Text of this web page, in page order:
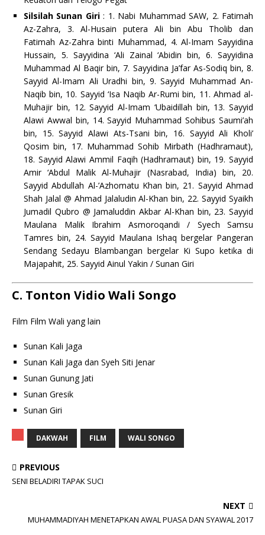
Silsilah Sunan Giri: 1. Nabi Muhammad SAW, 2. Fatimah
Az-Zahra, 3. Al-Husain putera Ali bin Abu Tholib dan
Fatimah Az-Zahra binti Muhammad, 4. Al-Imam Sayyidina
Hussain, 5. Sayyidina ‘Ali Zainal ‘Abidin bin, 6. Sayyidina
Muhammad Al Baqir bin, 7. Sayyidina Ja’far As-Sodiq bin, 8.
Sayyid Al-Imam Ali Uradhi bin, 9. Sayyid Muhammad An-
Naqib bin, 10. Sayyid ‘Isa Naqib Ar-Rumi bin, 11. Ahmad al-
Muhajir bin, 12. Sayyid Al-Imam ‘Ubaidillah bin, 13. Sayyid
Alawi Awwal bin, 14. Sayyid Muhammad Sohibus Saumi’ah
bin, 15. Sayyid Alawi Ats-Tsani bin, 16. Sayyid Ali Kholi’
Qosim bin, 17. Muhammad Sohib Mirbath (Hadhramaut),
18. Sayyid Alawi Ammil Faqih (Hadhramaut) bin, 19. Sayyid
Amir ‘Abdul Malik Al-Muhajir (Nasrabad, India) bin, 20.
Sayyid Abdullah Al-’Azhomatu Khan bin, 21. Sayyid Ahmad
Shah Jalal @ Ahmad Jalaludin Al-Khan bin, 22. Sayyid Syaikh
Jumadil Qubro @ Jamaluddin Akbar Al-Khan bin, 23. Sayyid
Maulana Malik Ibrahim Asmoroqandi / Syech Samsu
Tamres bin, 24. Sayyid Maulana Ishaq bergelar Pangeran
Sendang Sedayu Blambangan bergelar Ki Supo ketika di
Majapahit, 25. Sayyid Ainul Yakin / Sunan Giri
C. Tonton Vidio Wali Songo
Film Film Wali yang lain
Sunan Kali Jaga
Sunan Kali Jaga dan Syeh Siti Jenar
Sunan Gunung Jati
Sunan Gresik
Sunan Giri
DAKWAH FILM WALI SONGO
PREVIOUS
SENI BELADIRI TAPAK SUCI
NEXT
MUHAMMADIYAH MENETAPKAN AWAL PUASA DAN SYAWAL 2017